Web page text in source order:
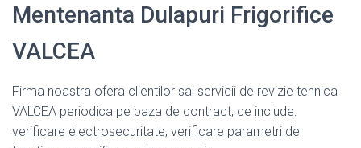
Mentenanta Dulapuri Frigorifice
VALCEA
Firma noastra ofera clientilor sai servicii de revizie tehnica
VALCEA periodica pe baza de contract, ce include:
verificare electrosecuritate; verificare parametri de